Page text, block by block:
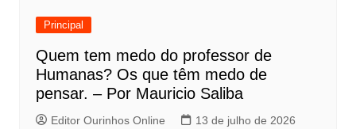
Principal
Quem tem medo do professor de
Humanas? Os que têm medo de
pensar. – Por Mauricio Saliba
Editor Ourinhos Online 13 de julho de 2026